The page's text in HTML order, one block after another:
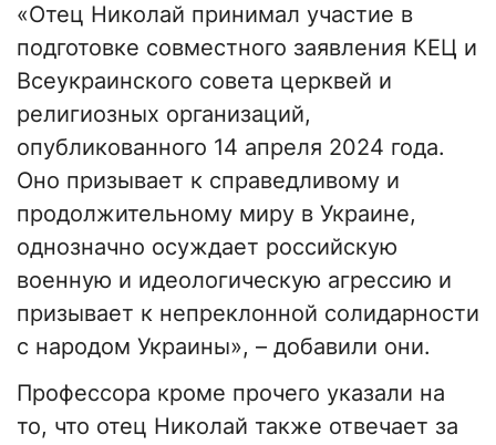
«Отец Николай принимал участие в
подготовке совместного заявления КЕЦ и
Всеукраинского совета церквей и
религиозных организаций,
опубликованного 14 апреля 2024 года.
Оно призывает к справедливому и
продолжительному миру в Украине,
однозначно осуждает российскую
военную и идеологическую агрессию и
призывает к непреклонной солидарности
с народом Украины», – добавили они.
Профессора кроме прочего указали на
то, что отец Николай также отвечает за